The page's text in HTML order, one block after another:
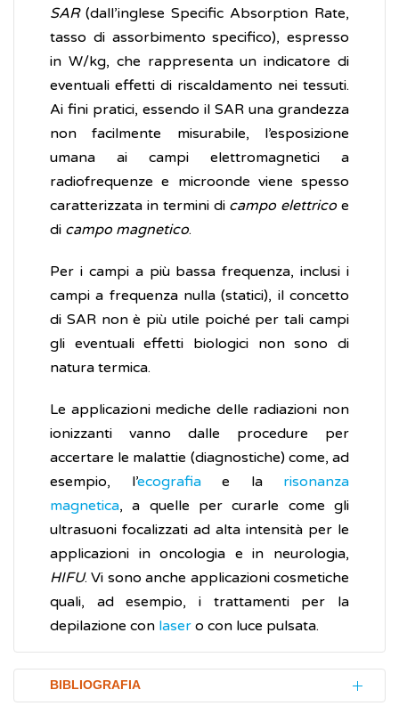
SAR(dall’inglese Specific Absorption Rate,
tasso di assorbimento specifico), espresso
in W/kg, che rappresenta un indicatore di
eventuali effetti di riscaldamento nei tessuti.
Ai fini pratici, essendo il SAR una grandezza
non facilmente misurabile, l’esposizione
umana ai campi elettromagnetici a
radiofrequenze e microonde viene spesso
caratterizzata in termini di campo elettricoe
di campo magnetico.
Per i campi a più bassa frequenza, inclusi i
campi a frequenza nulla (statici), il concetto
di SAR non è più utile poiché per tali campi
gli eventuali effetti biologici non sono di
natura termica.
Le applicazioni mediche delle radiazioni non
ionizzanti vanno dalle procedure per
accertare le malattie (diagnostiche) come, ad
esempio, l’ecografiae la risonanza
magnetica, a quelle per curarle come gli
ultrasuoni focalizzati ad alta intensità per le
applicazioni in oncologia e in neurologia,
HIFU. Vi sono anche applicazioni cosmetiche
quali, ad esempio, i trattamenti per la
depilazione con laser o con luce pulsata.
BIBLIOGRAFIA